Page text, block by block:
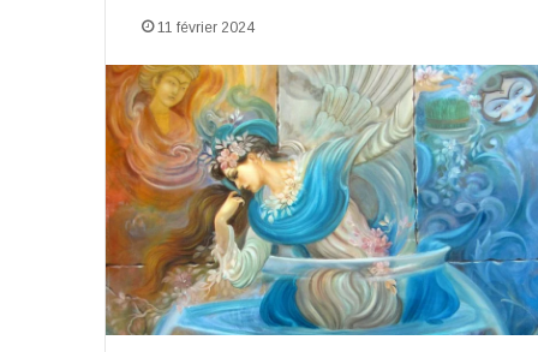
11 février 2024